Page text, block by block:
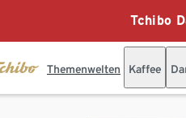
Tchibo
Themenwelten Kaffee